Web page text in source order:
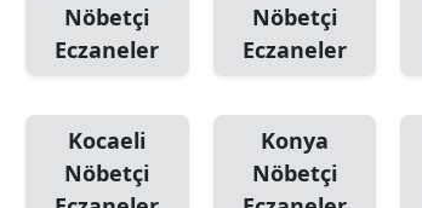
Nöbetçi
Eczaneler
Nöbetçi
Eczaneler
Kocaeli
Nöbetçi
Konya
Nöbetçi